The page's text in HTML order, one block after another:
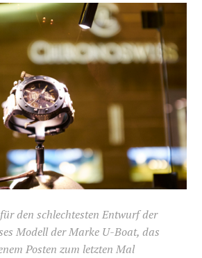
den schlechtesten Entwurf der
Modell der Marke U-Boat, das
Posten zum letzten Mal